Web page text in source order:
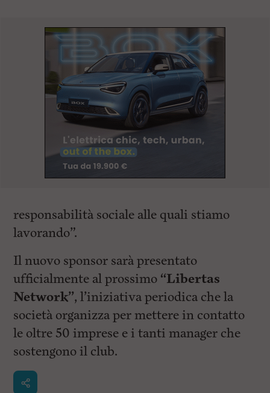
responsabilità sociale alle quali stiamo
lavorando”.
Il nuovo sponsor sarà presentato
ufficialmente al prossimo “Libertas
Network”, l’iniziativa periodica che la
società organizza per mettere in contatto
le oltre 50 imprese e i tanti manager che
sostengono il club.